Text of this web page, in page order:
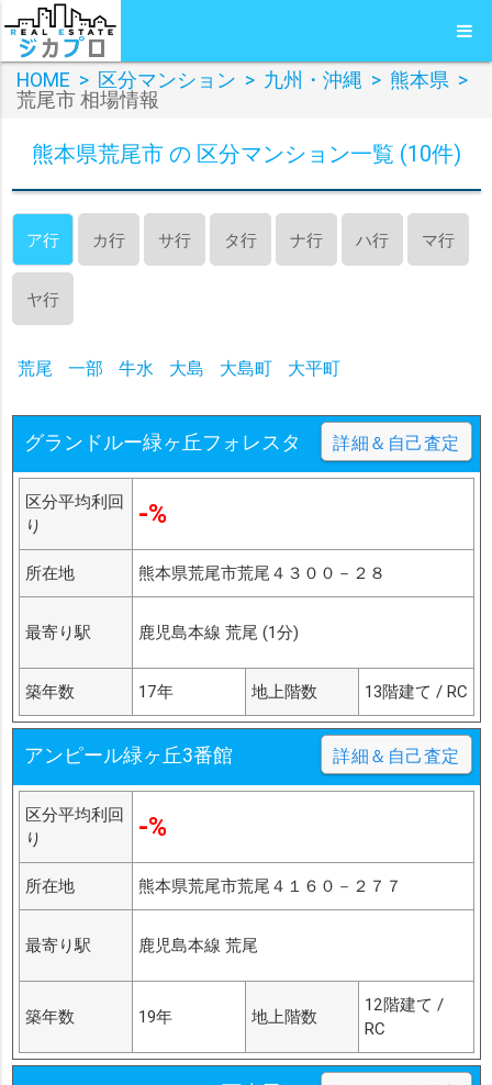
HOME > 区分マンション > 九州・沖縄 > 熊本県 >
荒尾市 相場情報
熊本県荒尾市 の 区分マンション一覧 (10件)
ア行 カ行 サ行 タ行 ナ行 ハ行 マ行
ヤ行
荒尾 一部 牛水 大島 大島町 大平町
グランドルー緑ヶ丘フォレスタ 詳細＆自己査定
区分平均利回
り
-%
所在地 熊本県荒尾市荒尾４３００－２８
最寄り駅 鹿児島本線 荒尾 (1分)
築年数 17年 地上階数 13階建て / RC
アンピール緑ヶ丘3番館 詳細＆自己査定
区分平均利回
り
-%
所在地 熊本県荒尾市荒尾４１６０－２７７
最寄り駅 鹿児島本線 荒尾
築年数 19年 地上階数
12階建て /
RC